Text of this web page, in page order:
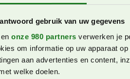
gebruik van uw gegevens
onze 980 partners verwerken je
om informatie op uw apparaat
aan advertenties en content,
welke doelen.
een mooie
te brengen aan het
het Idromeer en al snel komen